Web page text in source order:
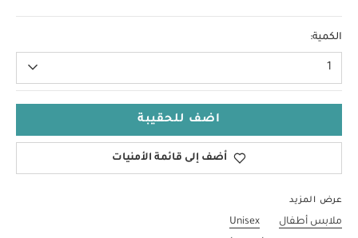
الكمية:
1
اضف للحقيبة
أضف إلى قائمة الأمنيات
عرض المزيد
ملابس أطفال
Unisex